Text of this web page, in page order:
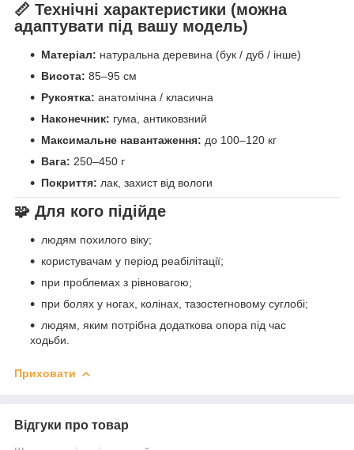
📏 Технічні характеристики (можна
адаптувати під вашу модель)
Матеріал: натуральна деревина (бук / дуб / інше)
Висота: 85–95 см
Рукоятка: анатомічна / класична
Наконечник: гума, антиковзний
Максимальне навантаження: до 100–120 кг
Вага: 250–450 г
Покриття: лак, захист від вологи
🧩 Для кого підійде
людям похилого віку;
користувачам у період реабілітації;
при проблемах з рівновагою;
при болях у ногах, колінах, тазостегновому суглобі;
людям, яким потрібна додаткова опора під час
ходьби.
Приховати
Відгуки про товар